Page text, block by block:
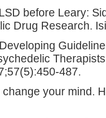
before Leary:
Drug Research.
487.
change your mind.